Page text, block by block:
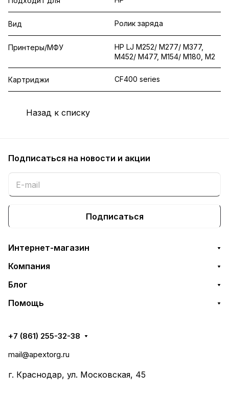
Вид Ролик заряда
Принтеры/МФУ
HP LJ M252/ M277/ M377,
M452/ M477, M154/ M180, M2
Картриджи CF400 series
Назад к списку
Подписаться на новости и акции
Подписаться
Интернет-магазин
Компания
Блог
Помощь
+7 (861) 255-32-38
mail@apextorg.ru
г. Краснодар, ул. Московская, 45